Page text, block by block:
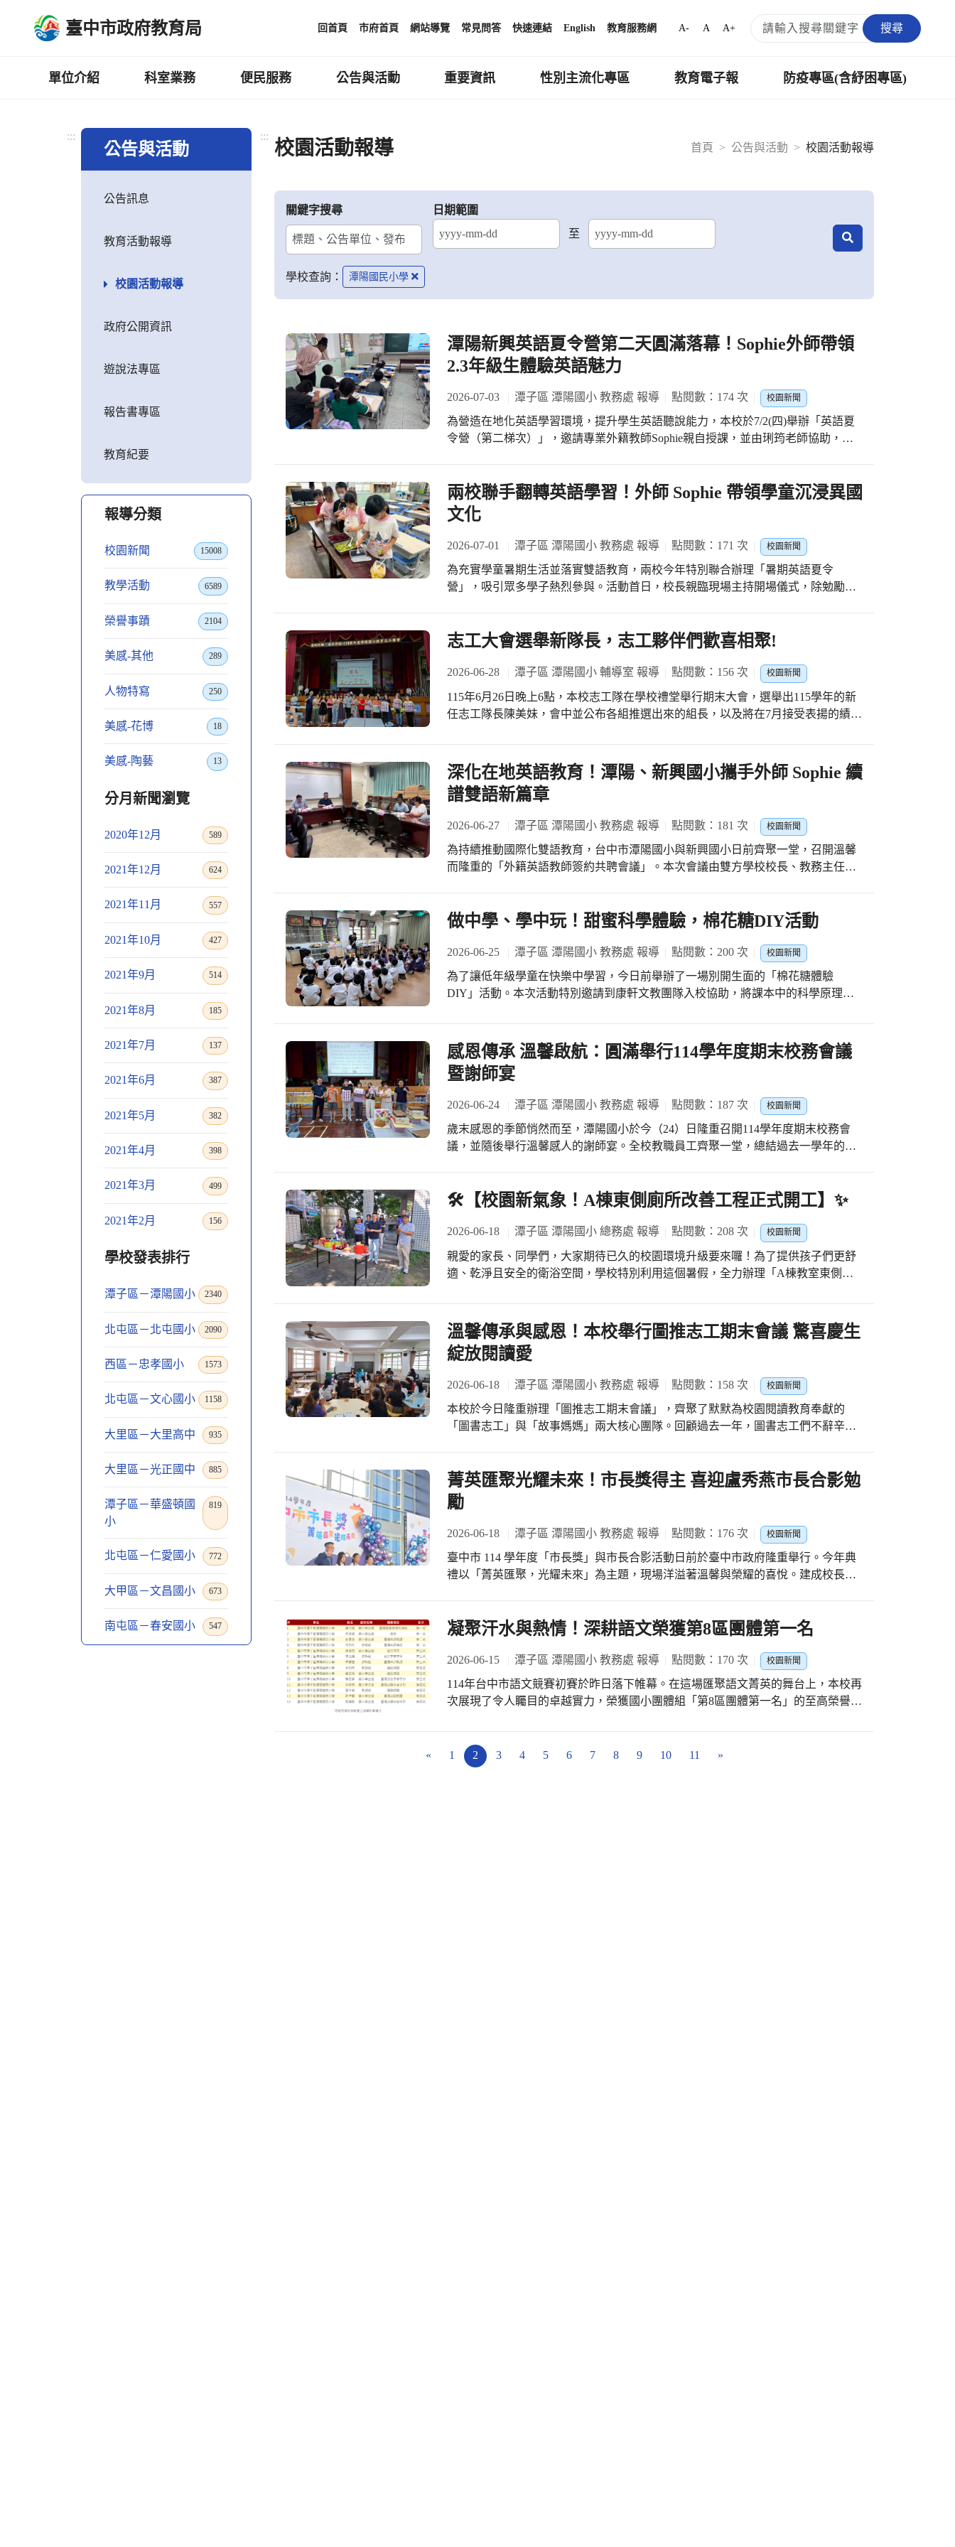
臺中市政府教育局 回首頁 市府首頁 網站導覽 常見問答 快速連結 English 教育服務網 A- A A+ 搜尋
單位介紹 科室業務 便民服務 公告與活動 重要資訊 性別主流化專區 教育電子報 防疫專區(含紓困專區)
:::
公告與活動
公告訊息
教育活動報導
校園活動報導
政府公開資訊
遊說法專區
報告書專區
教育紀要
報導分類
校園新聞 15008
教學活動 6589
榮譽事蹟 2104
美感-其他 289
人物特寫 250
美感-花博 18
美感-陶藝 13
分月新聞瀏覽
2020年12月 589
2021年12月 624
2021年11月 557
2021年10月 427
2021年9月 514
2021年8月 185
2021年7月 137
2021年6月 387
2021年5月 382
2021年4月 398
2021年3月 499
2021年2月 156
學校發表排行
潭子區－潭陽國小 2340
北屯區－北屯國小 2090
西區－忠孝國小 1573
北屯區－文心國小 1158
大里區－大里高中 935
大里區－光正國中 885
潭子區－華盛頓國
小
819
北屯區－仁愛國小 772
大甲區－文昌國小 673
南屯區－春安國小 547
:::
首頁
公告與活動 校園活動報導
校園活動報導
關鍵字搜尋
日期範圍
至
結束日期
學校查詢： 潭陽國民小學
潭陽新興英語夏令營第二天圓滿落幕！Sophie外師帶領
2.3年級生體驗英語魅力
2026-07-03 潭子區 潭陽國小 教務處 報導 點閱數：174 次 校園新聞
為營造在地化英語學習環境，提升學生英語聽說能力，本校於7/2(四)舉辦「英語夏
令營（第二梯次）」，邀請專業外籍教師Sophie親自授課，並由琍筠老師協助，帶
師運用許多互動遊戲、角色扮演及手作活動（如製作彩色水果杯），激發學生的學
習興趣與潛能。在課程中，孩子們積極參與，樂於表達，展現出對英語的熱情。 此
外，琍筠老師也發揮關鍵的協助角色，適時引導並解答學生疑惑，確保每位孩子都
能跟上教學進度，獲得充分的照顧與學習成效。營隊圓滿結束時，孩子們在成果展
現中大方秀出學習成果，並開心與老師及其他學員合影留念。 此次夏令營不仅提升
了學生的英語能力，更培養了他們的國際視野與多元文化的尊重。校方表示，未來
將持續推動豐富的英語學習活動，讓英語成為潭陽學子自信探索世界的語言工具。
兩校聯手翻轉英語學習！外師 Sophie 帶領學童沉浸異國
文化
2026-07-01 潭子區 潭陽國小 教務處 報導 點閱數：171 次 校園新聞
為充實學童暑期生活並落實雙語教育，兩校今年特別聯合辦理「暑期英語夏令
營」，吸引眾多學子熱烈參與。活動首日，校長親臨現場主持開場儀式，除勉勵台
筠老師全程協助引導。Sophie 老師教學風格活潑、充滿活力，徹底打破傳統排排坐
情的傳統遊戲，讓英文學習自然融入遊戲互動中。 除了趣味遊戲，課程更結合了手
作與文化體驗，課堂上孩子們親手製作了色彩繽紛的水果杯，上頭還插著自己彩繪
的南非國旗，充分展現做中學的樂趣。結訓時，全班開心的大合照，每位學童不僅
自信地展示自己的作品與結業證書，臉上更洋溢著滿滿的成就感。兩校表示，未來
志工大會選舉新隊長，志工夥伴們歡喜相聚!
2026-06-28 潭子區 潭陽國小 輔導室 報導 點閱數：156 次 校園新聞
115年6月26日晚上6點，本校志工隊在學校禮堂舉行期末大會，選舉出115學年的新
任志工隊長陳美妹，會中並公布各組推選出來的組長，以及將在7月接受表揚的績優
們摸彩，結果人人有獎，皆大歡喜! 擔任兩年，即將卸任的隊長馬翠蔓，充滿熱情、
做事認真負責，任內除了帶領志工們支援校內各項大大小小的活動、辦理例行的志
工旅遊，運動會時辦理跳蚤市場活動，還辦理了蔬食手做、手沖幸福咖啡、香氣頭
美妹，也是一位充滿熱情、做事認真負責的志工夥伴，目前在交通組服務，也常常
支援學校的各項活動，相信在她的帶領下，志工隊的業務也一定會更加的蒸蒸日上!
新學年同時上任的各組的組長分別是:交通組組長陳秋鳳、學習扶助組組長張芷榕、
即將於7月3日在潮港城接受市長公開表揚。他們都是在學校服務多年的志工夥伴，
Buffet，有6位志工分享了他們的私房菜，家長會還提供了吹風機、電鍋、咖啡機、
空氣清淨機、現金紅包等大大小小的禮物，讓志工們摸彩!由於禮品豐富，最後每位
志工都得到一份禮物!現場的氣氛非常熱烈，可以看到很多笑得合不攏嘴的志工夥伴
謝!
深化在地英語教育！潭陽、新興國小攜手外師 Sophie 續
譜雙語新篇章
2026-06-27 潭子區 潭陽國小 教務處 報導 點閱數：181 次 校園新聞
為持續推動國際化雙語教育，台中市潭陽國小與新興國小日前齊聚一堂，召開溫馨
而隆重的「外籍英語教師簽約共聘會議」。本次會議由雙方學校校長、教務主任及
格，深深擄獲了兩校師生的心。無論是日常的英語授課，還是利用晨間或課堂進行
中。即便在遠距教學期間，她也透過靈活的線上英語教學互動，讓學生居家學習不
中斷，保持對英語的濃厚興趣。隨暑假將至，Sophie 更精心規劃了豐富的暑假英語
夏令營，期盼透過多元的體驗課程，讓學生在營隊中「玩中學、學中玩」，為假期
更具國際競爭力的學習環境。
做中學、學中玩！甜蜜科學體驗，棉花糖DIY活動
2026-06-25 潭子區 潭陽國小 教務處 報導 點閱數：200 次 校園新聞
為了讓低年級學童在快樂中學習，今日前舉辦了一場別開生面的「棉花糖體驗
DIY」活動。本次活動特別邀請到康軒文教團隊入校協助，將課本中的科學原理轉
與師長的細心引導下，孩子們屏氣凝神地手持竹籤，跟著機器的旋轉速度，慢慢捲
出一朵朵宛如白雲般的棉花糖。當看到原本亮晶晶的砂糖，轉眼間化為膨鬆柔軟的
棉絲時，現場驚呼聲連連，充滿了純真的歡笑。 非常感謝康軒文教團隊走入校園，
帶來如此豐富且具啟發性的資源。這次的棉花糖DIY不僅是一場美食體驗，更是結
合了「物態變化」的超素養微科學課。透過做中學，孩子們不僅滿足了味蕾，更在
驚奇中種下了探索科學的種子。看著孩子們抱著比臉還大的棉花糖，臉上洋溢著滿
足與幸福的笑容，就是最棒的學習成果。
感恩傳承 溫馨啟航：圓滿舉行114學年度期末校務會議
暨謝師宴
2026-06-24 潭子區 潭陽國小 教務處 報導 點閱數：187 次 校園新聞
歲末感恩的季節悄然而至，潭陽國小於今（24）日隆重召開114學年度期末校務會
議，並隨後舉行溫馨感人的謝師宴。全校教職員工齊聚一堂，總結過去一學年的豐
感謝全體團隊的齊心協力，讓學校在各項發展上交出亮麗成績。為了肯定與激勵默
長辛勤指導學生參與校外各項競賽勇奪佳績，為校爭光。隨後，葉校長感性地表
示，感謝6位退休老師多年來將青春與熱血奉獻給潭陽學子，用愛心與專業照亮校
園，並祝福他們展開精彩的退休生活。 家長會奕辰會長也親臨現場表達由衷的敬
意，致詞勉勵並感謝師長們對孩子們的無私付出。為了犒賞全校教職員一整年的辛
之情溢於言表，也為緊湊的校務工作增添了滿滿的歡樂與凝聚力。 這場兼具專業回
顧、榮譽表揚與人文關懷的盛會，在互道珍重與歡笑聲中圓滿落幕。老師們的卓越
育夥伴持續攜手前行。
🛠️【校園新氣象！A棟東側廁所改善工程正式開工】✨
2026-06-18 潭子區 潭陽國小 總務處 報導 點閱數：208 次 校園新聞
親愛的家長、同學們，大家期待已久的校園環境升級要來囉！為了提供孩子們更舒
適、乾淨且安全的衛浴空間，學校特別利用這個暑假，全力辦理「A棟教室東側廁
一樣明亮、清爽的全新如廁環境囉！ 為了祈求施工期間一切平安順利，學校於今天
特別舉行了開工祭拜儀式。由校長帶領各處室主管與工程團隊，備妥供品、誠心祈
福，希望工程能如期如質圓滿達成。 🚧 貼心提醒： 暑假施工期間，校園內部分區
域將進行管制，請返校參加活動或運動的民眾、同學們務必注意安全，遠離施工圍
籬。造成不便，還請大家多多包涵！讓我們共同期待開學後的新風貌吧！💪 #校園
環境優化 #老舊廁所大變身 #平安開工 #期待新氣象
溫馨傳承與感恩！本校舉行圖推志工期末會議 驚喜慶生
綻放閱讀愛
2026-06-18 潭子區 潭陽國小 教務處 報導 點閱數：158 次 校園新聞
本校於今日隆重辦理「圖推志工期末會議」，齊聚了默默為校園閱讀教育奉獻的
「圖書志工」與「故事媽媽」兩大核心團隊。回顧過去一年，圖書志工們不辭辛勞
孩子們悠遊於書海，為學生的心靈成長帶來莫大的助益與啟發。 本次會議不僅是一
次成果的結算，更見證了服務精神的溫馨傳承。特別感謝淑雯組長過去兩年來的卓
越領導與悉心協助，隨後淑雯組長正式將棒子交接給新任的慧穎組長，期許未來繼
續攜手為校園注入閱讀活力。此外，更由衷感謝註冊組璧婉組長及圖推宛儒老師，
在行政與教學端的用心規劃與全力推動，讓學校的閱讀業務得以蒸蒸日上。 會議尾
聲更上演了一幕感人的溫馨驚喜！志工夥伴們特別為故事志工們秘密籌辦了慶生
會。當精緻的生日蛋糕與滿滿的祝福端上桌時，現場驚呼與歡笑聲不斷。在溫馨的
菁英匯聚光耀未來！市長獎得主 喜迎盧秀燕市長合影勉
勵
2026-06-18 潭子區 潭陽國小 教務處 報導 點閱數：176 次 校園新聞
臺中市 114 學年度「市長獎」與市長合影活動日前於臺中市政府隆重舉行。今年典
禮以「菁英匯聚，光耀未來」為主題，現場洋溢著溫馨與榮耀的喜悅。建成校長特
切地與每位獲獎學生、校長合影留念。盧市長更伸出大拇指為孩子們比讚，勉勵得
生的下一個學習階段時，能持續保持對世界的好奇心、熱情與不畏挑戰的精神，勇
敢追逐夢想，未來成為社會的棟樑，光耀臺中。 本校的獲獎同學們在典禮現場展現
出無比的朝氣與自信。在與校長及市長的合影中，孩子們高舉著「讚」與「學霸就
時也非常感謝學校教師團隊的悉心指導以及家長們背後的全力支持。 這份豐碩的成
果是親師生三方共同努力的結晶，學校全體師生皆感到與有榮焉。學校也期盼透過
凝聚汗水與熱情！深耕語文榮獲第8區團體第一名
2026-06-15 潭子區 潭陽國小 教務處 報導 點閱數：170 次 校園新聞
114年台中市語文競賽初賽於昨日落下帷幕。在這場匯聚語文菁英的舞台上，本校再
次展現了令人矚目的卓越實力，榮獲國小團體組「第8區團體第一名」的至高榮譽！
亮眼成績，穩穩凝聚出團隊的冠軍榮耀。而在得獎名單中，那一串閃耀的榮耀，更
是師生攜手拼搏的印記： 榜首的喜悅：謝巧薇同學在臺灣客語情境式演說、林宜峻
« 1 2 3 4 5 6 7 8 9 10 11 »